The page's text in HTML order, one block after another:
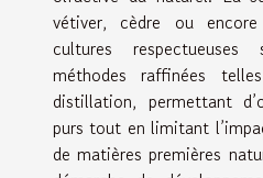
vétiver, cèdre ou
cultures
méthodes raffinées
distillation, permettant
purs tout en limitant
de matières premières